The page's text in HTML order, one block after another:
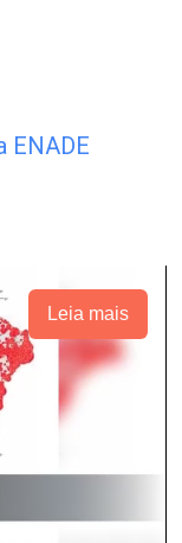
ENADE
Leia mais